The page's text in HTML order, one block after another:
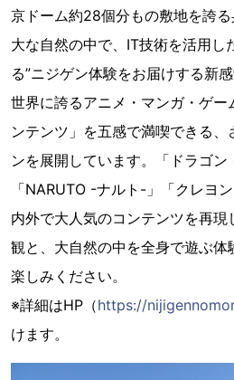
京ドーム約28個分もの敷地を誇
大な自然の中で、IT技術を活用し
る”ニジゲン体験をお届けする新
世界に誇るアニメ・マンガ・ゲー
ンテンツ」を五感で満喫できる、
ンを展開しています。「ドラゴン
「NARUTO -ナルト-」「クレヨ
内外で大人気のコンテンツを再
観と、大自然の中を全身で遊ぶ体
楽しみください。
※詳細はHP（https://
けます。